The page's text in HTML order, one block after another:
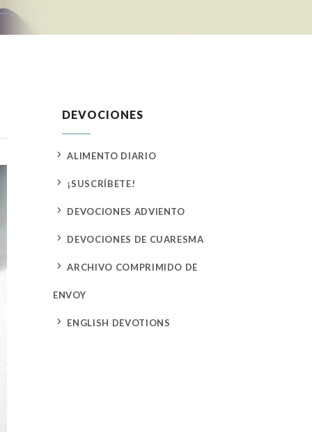
DEVOCIONES
5 ALIMENTO DIARIO
5 ¡SUSCRÍBETE!
5 DEVOCIONES ADVIENTO
5 DEVOCIONES DE CUARESMA
5 ARCHIVO COMPRIMIDO DE
ENVOY
5 ENGLISH DEVOTIONS